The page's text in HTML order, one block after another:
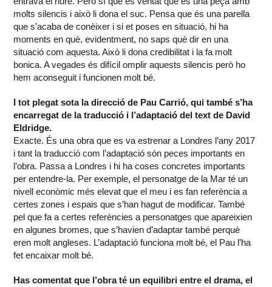
molts silencis i això li dona el suc. Pensa que és una parella
que s’acaba de conèixer i si et poses en situació, hi ha
moments en què, evidentment, no saps què dir en una
situació com aquesta. Això li dona credibilitat i la fa molt
bonica. A vegades és difícil omplir aquests silencis però ho
hem aconseguit i funcionen molt bé.
I tot plegat sota la direcció de Pau Carrió, qui també s’ha
encarregat de la traducció i l’adaptació del text de David
Eldridge.
Exacte. És una obra que es va estrenar a Londres l’any 2017
i tant la traducció com l’adaptació són peces importants en
l’obra. Passa a Londres i hi ha coses concretes importants
per entendre-la. Per exemple, el personatge de la Mar té un
nivell econòmic més elevat que el meu i es fan referència a
certes zones i espais que s’han hagut de modificar. També
pel que fa a certes referències a personatges que apareixien
en algunes bromes, que s’havien d’adaptar també perquè
eren molt angleses. L’adaptació funciona molt bé, el Pau l’ha
fet encaixar molt bé.
Has comentat que l’obra té un equilibri entre el drama, el